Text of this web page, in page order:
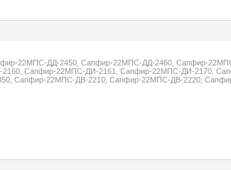
22МПС-ДД-2450, Сапфир-22МПС-ДД-2460, Сапфир-
Сапфир-22МПС-ДИ-2161, Сапфир-22МПС-ДИ-2170,
Сапфир-22МПС-ДВ-2210, Сапфир-22МПС-ДВ-2220,